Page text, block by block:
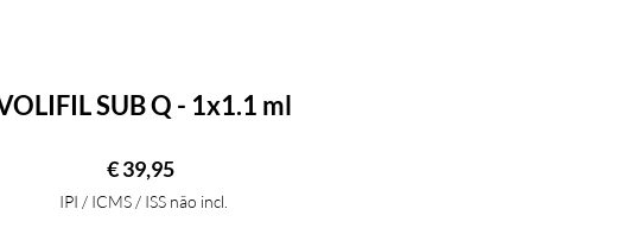
SUB Q - 1x1.1 ml
€ 39,95Preço
IPI / ICMS / ISS não incl.